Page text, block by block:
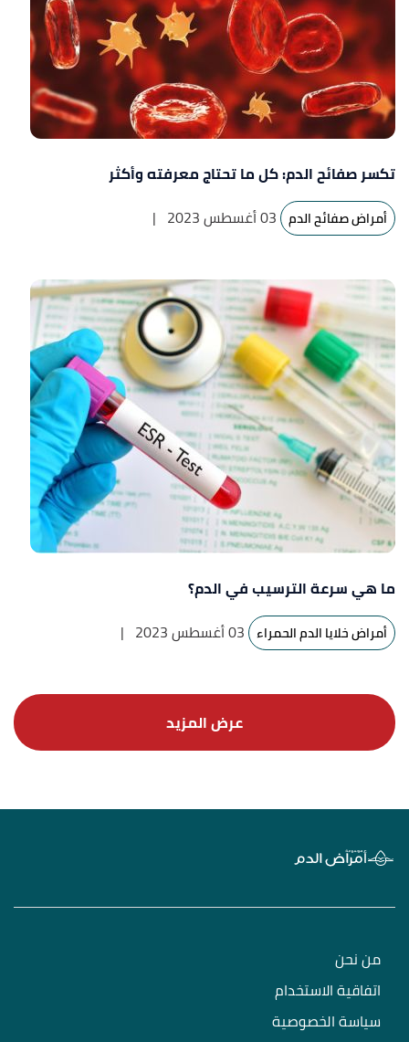
تكسر صفائح الدم: كل ما تحتاج معرفته وأكثر
أمراض صفائح الدم 03 أغسطس 2023 |
ما هي سرعة الترسيب في الدم؟
أمراض خلايا الدم الحمراء 03 أغسطس 2023 |
من نحن
اتفاقية الاستخدام
سياسة الخصوصية